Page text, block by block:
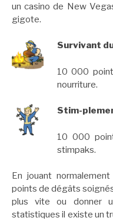
un casino de New
gigote.
Survivant
10 000
nourriture.
Stim-
10 000
stimpaks.
En jouant
points de dégâts
plus vite ou donner
statistiques il existe un